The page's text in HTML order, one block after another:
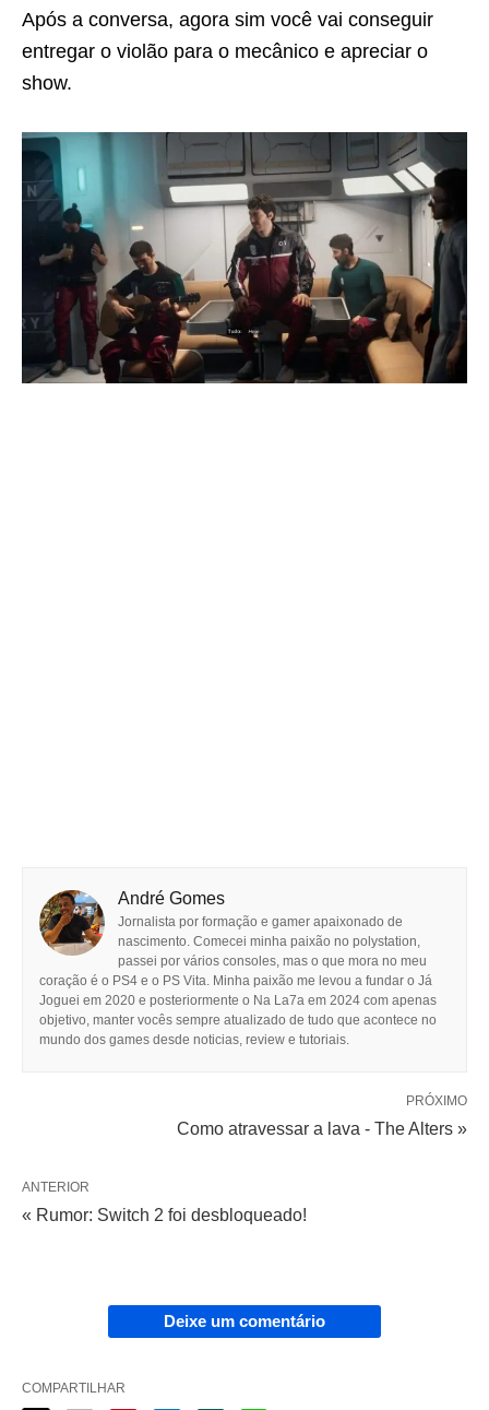
Após a conversa, agora sim você vai conseguir
entregar o violão para o mecânico e apreciar o
show.
André Gomes
Jornalista por formação e gamer apaixonado de
nascimento. Comecei minha paixão no polystation,
passei por vários consoles, mas o que mora no meu
coração é o PS4 e o PS Vita. Minha paixão me levou a fundar o Já
Joguei em 2020 e posteriormente o Na La7a em 2024 com apenas
objetivo, manter vocês sempre atualizado de tudo que acontece no
mundo dos games desde noticias, review e tutoriais.
PRÓXIMO
Como atravessar a lava - The Alters »
ANTERIOR
« Rumor: Switch 2 foi desbloqueado!
Deixe um comentário
COMPARTILHAR